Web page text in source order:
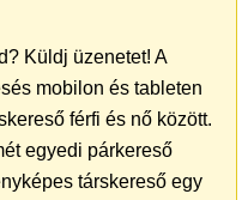
Küldj üzenetet! A
mobilon és tableten
férfi és nő között.
egyedi párkereső
társkereső egy